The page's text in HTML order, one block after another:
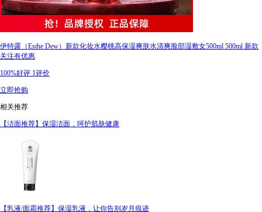
伊特露（Esthe Dew）新款化妆水樱桃高保湿爽肤水清爽脸部湿敷女500ml 500ml 新款
关注有优惠
100%好评 1评价
立即抢购
相关推荐
【洁面推荐】保湿洁面，呵护肌肤健康
【乳液/面霜推荐】保湿乳液，让你告别岁月痕迹